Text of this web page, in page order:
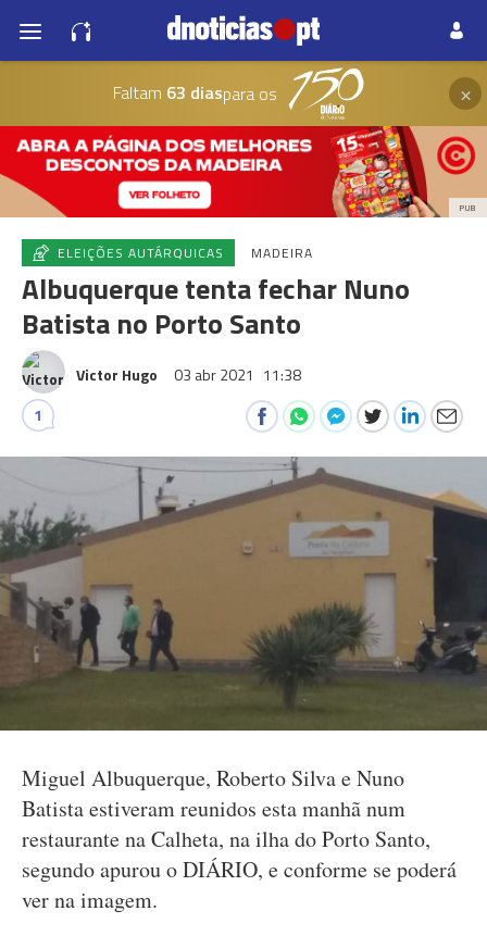
Faltam 63 diaspara os ×
PUB
ELEIÇÕES AUTÁRQUICAS MADEIRA
Albuquerque tenta fechar Nuno
Batista no Porto Santo
Victor Hugo 03 abr 2021 11:38
1
Miguel Albuquerque, Roberto Silva e Nuno
Batista estiveram reunidos esta manhã num
restaurante na Calheta, na ilha do Porto Santo,
segundo apurou o DIÁRIO, e conforme se poderá
ver na imagem.